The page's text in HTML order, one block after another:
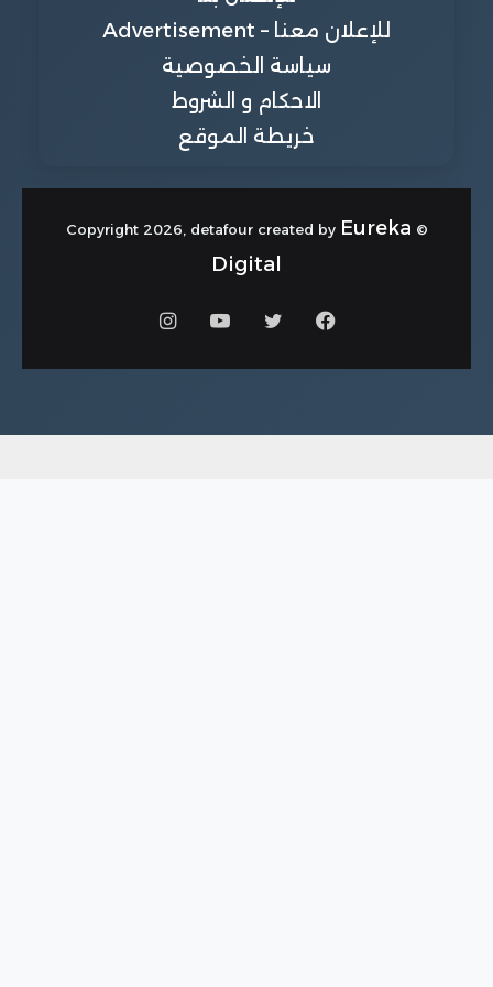
للإعلان معنا – Advertisement
سياسة الخصوصية
الاحكام و الشروط
خريطة الموقع
© Copyright 2026, detafour created by
Eureka
Digital
فيسبوكتويتر يوتيوبانستقرام